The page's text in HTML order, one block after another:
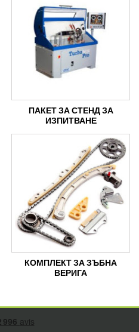
ПАКЕТ ЗА СТЕНД ЗА
ИЗПИТВАНЕ
КОМПЛЕКТ ЗА ЗЪБНА
ВЕРИГА